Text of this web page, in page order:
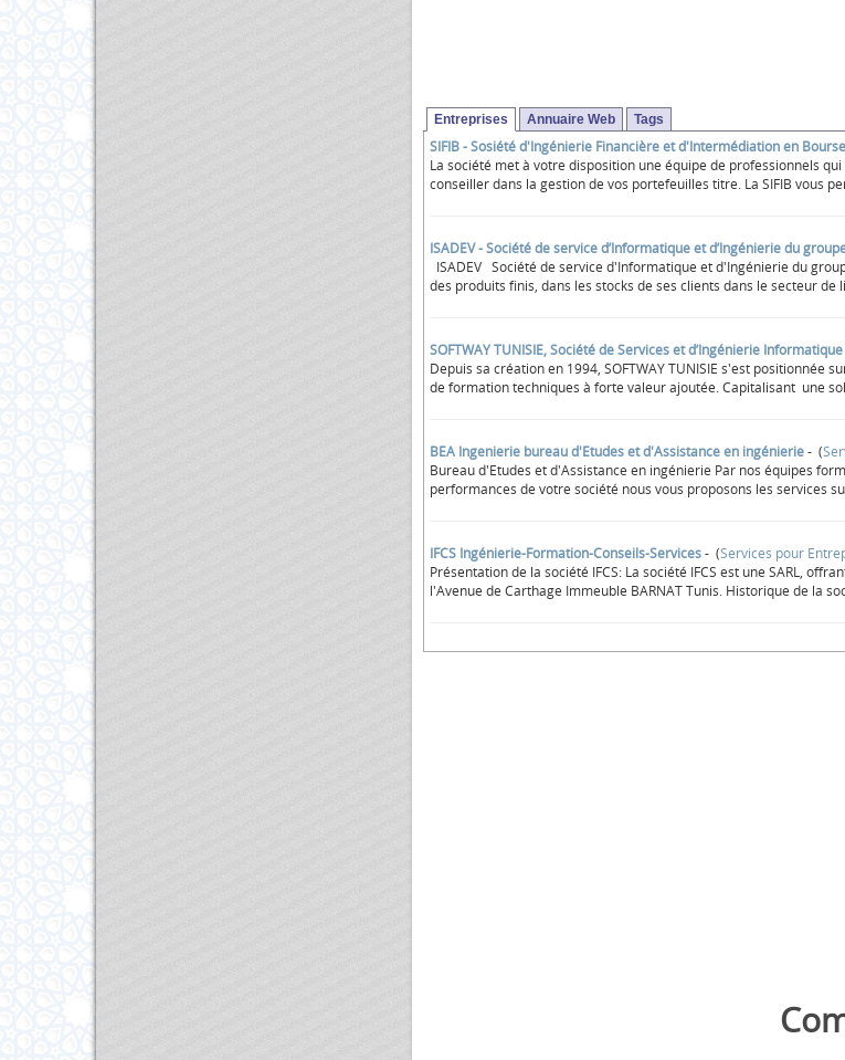
Entreprises Annuaire Web Tags
SIFIB - Sosiété d'Ingénierie Financière et d'Intermédiation en Bourse
La société met à votre disposition une équipe de professionnels
conseiller dans la gestion de vos portefeuilles titre. La SIFIB vous
ISADEV - Société de service d’Informatique et d’Ingénierie du
ISADEV Société de service d'Informatique et d'Ingénierie du
des produits finis, dans les stocks de ses clients dans le secteur de
SOFTWAY TUNISIE, Société de Services et d’Ingénierie Informatique
Depuis sa création en 1994, SOFTWAY TUNISIE s'est
de formation techniques à forte valeur ajoutée. Capitalisant une
BEA Ingenierie bureau d'Etudes et d'Assistance en ingénierie- (
Bureau d'Etudes et d'Assistance en ingénierie Par nos équipes
performances de votre société nous vous proposons les services
IFCS Ingénierie-Formation-Conseils-Services- (Services pour
Présentation de la société IFCS: La société IFCS est une SARL,
l'Avenue de Carthage Immeuble BARNAT Tunis. Historique de la